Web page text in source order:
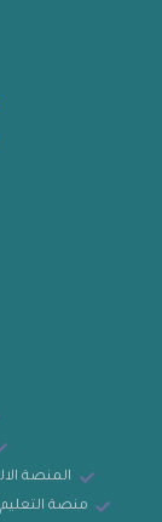
المنصة
منصة التعليم